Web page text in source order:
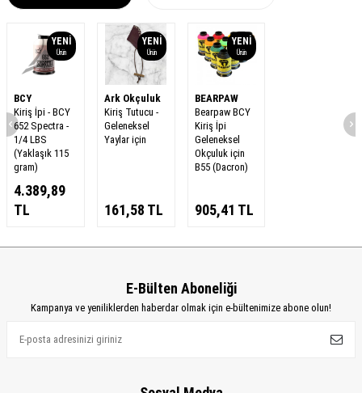
YENI
Ürün
BCY
Kiriş İpi - BCY
652 Spectra -
1/4 LBS
(Yaklaşık 115
gram)
4.389,89
TL
YENI
Ürün
Ark Okçuluk
Kiriş Tutucu -
Geleneksel
Yaylar için
161,58 TL
YENI
Ürün
BEARPAW
Bearpaw BCY
Kiriş İpi
Geleneksel
Okçuluk için
B55 (Dacron)
905,41 TL
E-Bülten Aboneliği
Kampanya ve yeniliklerden haberdar olmak için e-bültenimize abone olun!